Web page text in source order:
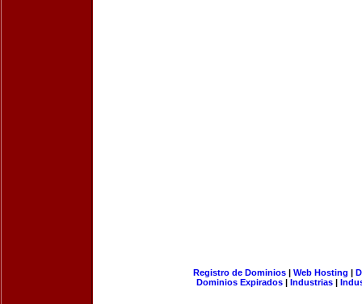
Registro de Dominios| Web Hosting |
Dominios Expirados | Industrias |